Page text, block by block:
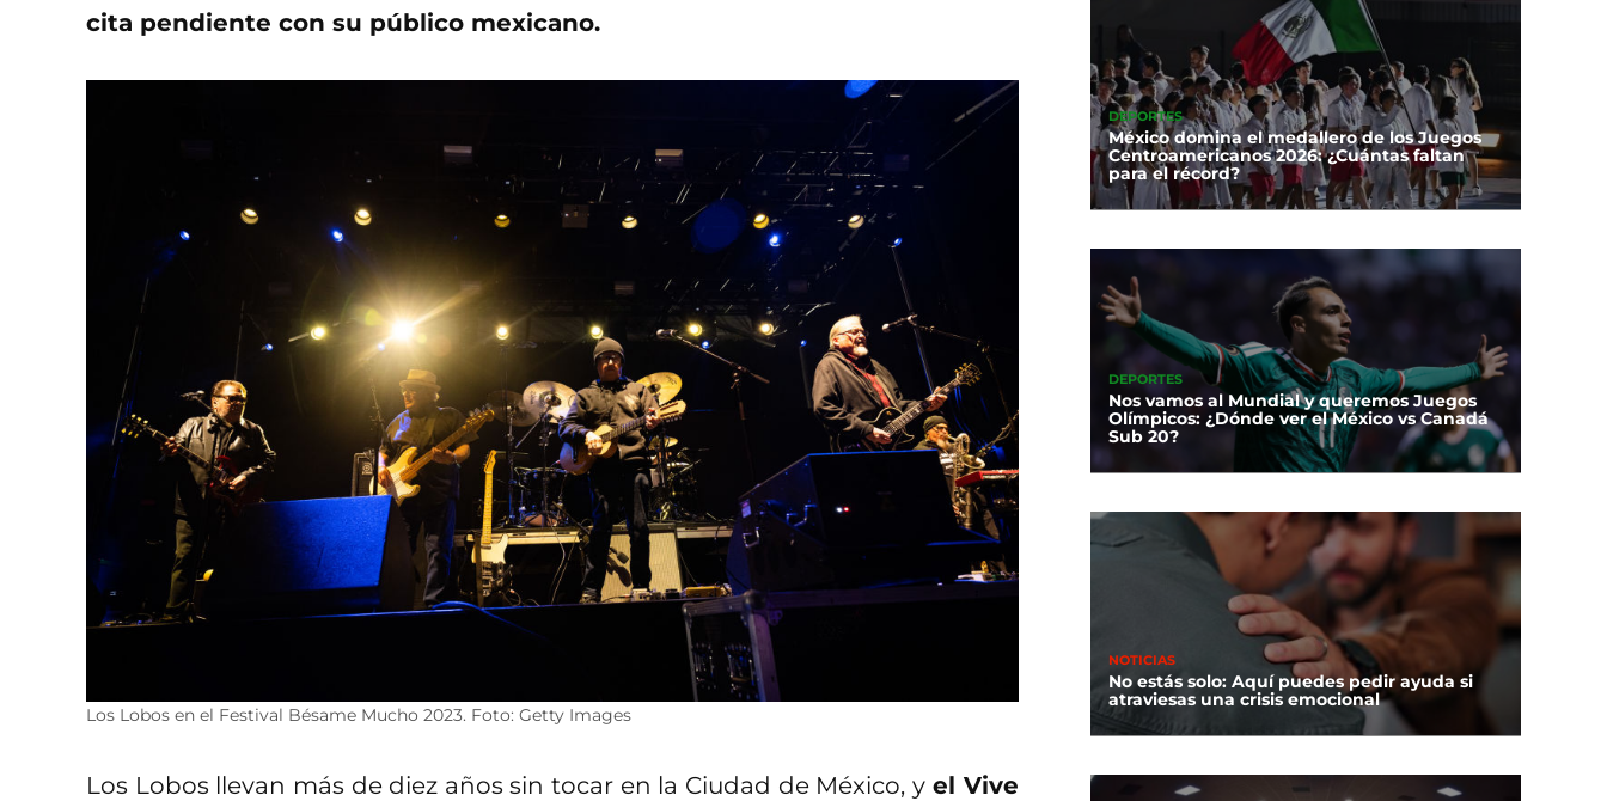
cita pendiente con su público mexicano.
Los Lobos en el Festival Bésame Mucho 2023. Foto: Getty Images
Los Lobos llevan más de diez años sin tocar en la Ciudad de México, yel Vive
DEPORTES
México domina el medallero de los Juegos
Centroamericanos 2026: ¿Cuántas faltan
para el récord?
DEPORTES
Nos vamos al Mundial y queremos Juegos
Olímpicos: ¿Dónde ver el México vs Canadá
Sub 20?
NOTICIAS
No estás solo: Aquí puedes pedir ayuda si
atraviesas una crisis emocional